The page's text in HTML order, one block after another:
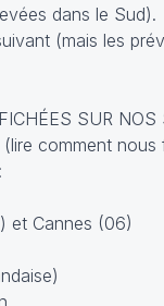
dans le Sud).
(mais les
SUR NOS
(lire comment
et Cannes (06)